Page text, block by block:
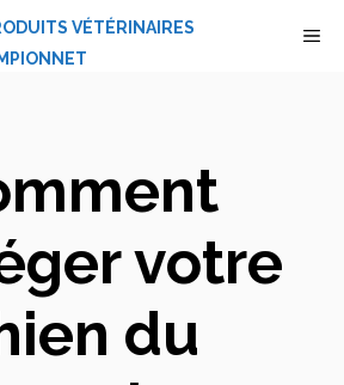
votre
du